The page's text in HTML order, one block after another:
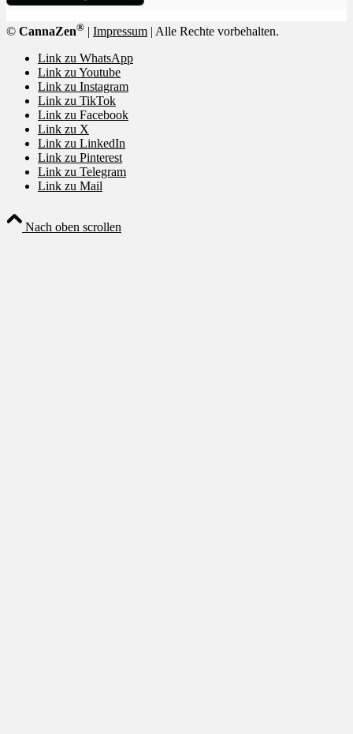
© CannaZen® | Impressum | Alle Rechte vorbehalten.
Link zu WhatsApp
Link zu Youtube
Link zu Instagram
Link zu TikTok
Link zu Facebook
Link zu X
Link zu LinkedIn
Link zu Pinterest
Link zu Telegram
Link zu Mail
Nach oben scrollen